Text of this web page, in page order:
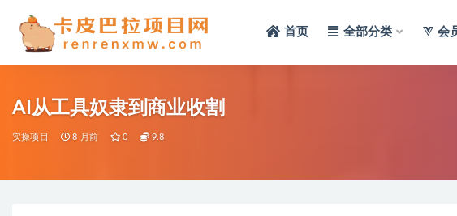
首页 全部分类 会
AI从工具奴隶到商业收割
实操项目 8 月前 0 9.8